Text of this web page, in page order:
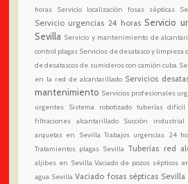
horas
Servicio localización fosas sépticas
Servicio urgencias 24 horas Servicio
Sevilla Servicio y mantenimiento de
control plagas Servicios de desatasco y limpieza
de desatascos de sumideros con camión cuba
en la red de alcantarillado Servicios
mantenimiento Servicios profesionales
urgentes
Sistema robotizado tuberías difícil
filtraciones alcantarillado
Succión industrial
arquetas en Sevilla Trabajos urgencias 24
Tratamientos plagas Sevilla Tuberías red
aljibes en Sevilla Vaciado de pozos sépticos
agua Sevilla Vaciado fosas sépticas Sevilla